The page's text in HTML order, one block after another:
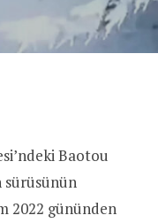
Baotou
2022 gününden